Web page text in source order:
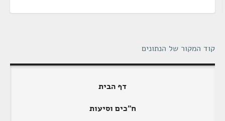
קוד המקור של הנתונים
דף הבית
ח"כים וסיעות